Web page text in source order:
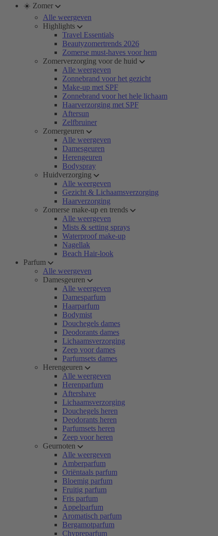
☀️ Zomer
Alle weergeven
Highlights
Travel Essentials
Beautyzomertrends 2026
Zomerse must-haves voor hem
Zomerverzorging voor de huid
Alle weergeven
Zonnebrand voor het gezicht
Make-up met SPF
Zonnebrand voor het hele lichaam
Haarverzorging met SPF
Aftersun
Zelfbruiner
Zomergeuren
Alle weergeven
Damesgeuren
Herengeuren
Bodyspray
Huidverzorging
Alle weergeven
Gezicht & Lichaamsverzorging
Haarverzorging
Zomerse make-up en trends
Alle weergeven
Mists & setting sprays
Waterproof make-up
Nagellak
Beach Hair-look
Parfum
Alle weergeven
Damesgeuren
Alle weergeven
Damesparfum
Haarparfum
Bodymist
Douchegels dames
Deodorants dames
Lichaamsverzorging
Zeep voor dames
Parfumsets dames
Herengeuren
Alle weergeven
Herenparfum
Aftershave
Lichaamsverzorging
Douchegels heren
Deodorants heren
Parfumsets heren
Zeep voor heren
Geurnoten
Alle weergeven
Amberparfum
Oriëntaals parfum
Bloemig parfum
Fruitig parfum
Fris parfum
Appelparfum
Aromatisch parfum
Bergamotparfum
Chypreparfum